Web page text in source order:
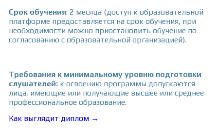
Срок обучения: 2 месяца (доступ к образовательной
платформе предоставляется на срок обучения, при
необходимости можно приостановить обучение по
согласованию с образовательной организацией).
Требования к минимальному уровню подготовки
слушателей: к освоению программы допускаются
лица, имеющие или получающие высшее или среднее
профессиональное образование.
Как выглядит диплом →